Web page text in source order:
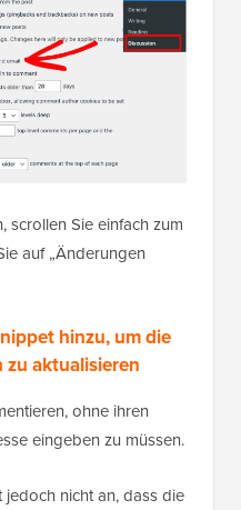
scrollen Sie einfach zum
auf „Änderungen
hinzu, um die
aktualisieren
ohne ihren
eingeben zu müssen.
nicht an, dass die